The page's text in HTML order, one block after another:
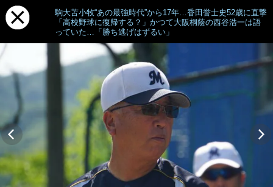
駒大苫小牧“あの最強時代”から17年…香田誉士史52歳に直撃
「高校野球に復帰する？」かつて大阪桐蔭の西谷浩一は語
っていた…「勝ち逃げはずるい」